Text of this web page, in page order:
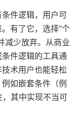
件逻辑，用户可
有了它，选择“个
减少放弃。从商业
件逻辑的工具通
术用户也能轻松
如嵌套条件（例
其中实现不当可